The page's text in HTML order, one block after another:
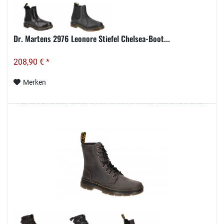
Dr. Martens 2976 Leonore Stiefel Chelsea-Boot...
208,90 € *
Merken